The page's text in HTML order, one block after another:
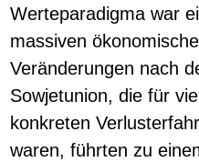
Werteparadigma war
massiven
Veränderungen nach
Sowjetunion, die für
konkreten
waren, führten zu